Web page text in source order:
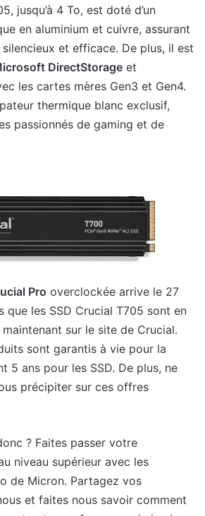
jusqu’à 4 To, est doté d’un
en aluminium et cuivre, assurant
et efficace. De plus, il est
DirectStorage et
les cartes mères Gen3 et Gen4.
thermique blanc exclusif,
passionnés de gaming et de
Pro overclockée arrive le 27
que les SSD Crucial T705 sont en
sur le site de Crucial.
sont garantis à vie pour la
5 ans pour les SSD. De plus, ne
précipiter sur ces offres
? Faites passer votre
niveau supérieur avec les
de Micron. Partagez vos
et faites nous savoir comment